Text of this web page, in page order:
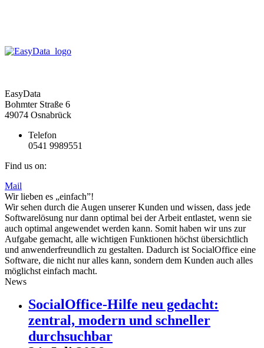
EasyData
Bohmter Straße 6
49074 Osnabrück
Telefon
0541 9989551
Find us on:
Mail
Wir lieben es „einfach”!
Wir sehen durch die Augen unserer Kunden und wissen, dass jede
Softwarelösung nur dann optimal bei der Arbeit entlastet, wenn sie
auch optimal angewendet werden kann. Somit haben wir uns zur
Aufgabe gemacht, alle wichtigen Funktionen höchst übersichtlich
und anwenderfreundlich zu gestalten. Dadurch ist SocialOffice eine
Software, die nicht nur alles kann, sondern dem Kunden auch alles
möglichst einfach macht.
News
SocialOffice-Hilfe neu gedacht:
zentral, modern und schneller
durchsuchbar